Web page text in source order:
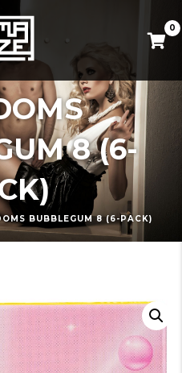
0
8 (6-
BUBBLEGUM 8 (6-PACK)